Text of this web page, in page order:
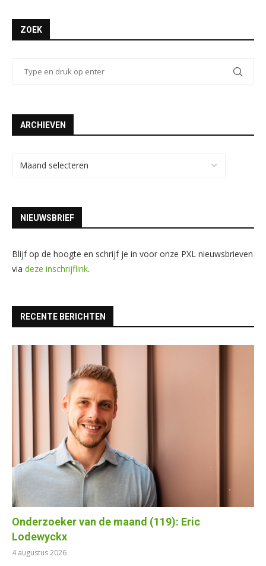
ZOEK
ARCHIEVEN
NIEUWSBRIEF
Blijf op de hoogte en schrijf je in voor onze PXL nieuwsbrieven
via deze inschrijflink.
RECENTE BERICHTEN
Onderzoeker van de maand (119): Eric
Lodewyckx
4 augustus 2026